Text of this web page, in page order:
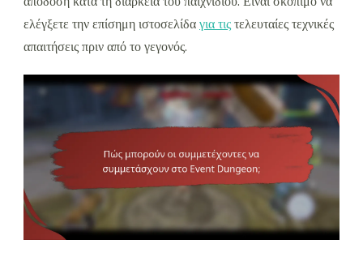
ελέγξετε την επίσημη ιστοσελίδαγια τιςτελευταίες τεχνικές
απαιτήσεις πριν από το γεγονός.